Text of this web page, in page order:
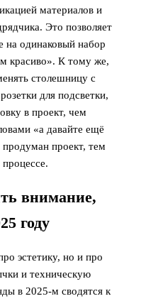
материалов и
Это позволяет
на одинаковый набор
красиво». К тому же,
столешницу с
для подсветки,
в проект, чем
«а давайте ещё
проект, тем
внимание,
году
эстетику, но и про
и техническую
в 2025‑м сводятся к